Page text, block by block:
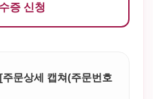
증 신청
문상세 캡쳐(주문번호